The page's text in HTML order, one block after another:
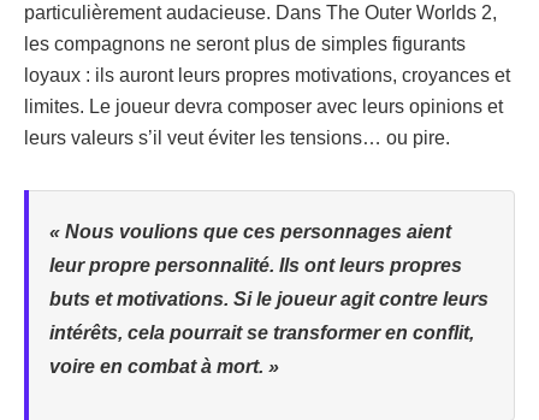
particulièrement audacieuse. Dans The Outer Worlds 2,
les compagnons ne seront plus de simples figurants
loyaux : ils auront leurs propres motivations, croyances et
limites. Le joueur devra composer avec leurs opinions et
leurs valeurs s’il veut éviter les tensions… ou pire.
« Nous voulions que ces personnages aient
leur propre personnalité. Ils ont leurs propres
buts et motivations. Si le joueur agit contre leurs
intérêts, cela pourrait se transformer en conflit,
voire en combat à mort. »